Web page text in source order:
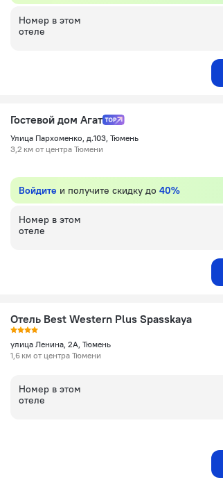
Номер в этом
отеле
Гостевой дом Агат
Улица Пархоменко, д.103, Тюмень
3,2 км от центра Тюмени
Войдите и получите скидку до 40%
Номер в этом
отеле
Отель Best Western Plus Spasskaya
улица Ленина, 2А, Тюмень
1,6 км от центра Тюмени
Номер в этом
отеле